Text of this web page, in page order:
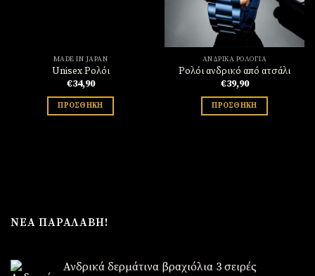
MADE IN JAPAN
Unisex Ρολόι
€34,90
ΠΡΟΣΘΉΚΗ
ΑΝΔΡΙΚΆ ΡΟΛΌΓΙΑ
Ρολόι ανδρικό από ατσάλι
€39,90
ΠΡΟΣΘΉΚΗ
ΝΈΑ ΠΑΡΑΛΑΒΉ!
Ανδρικά δερμάτινα βραχιόλια 3 σειρές